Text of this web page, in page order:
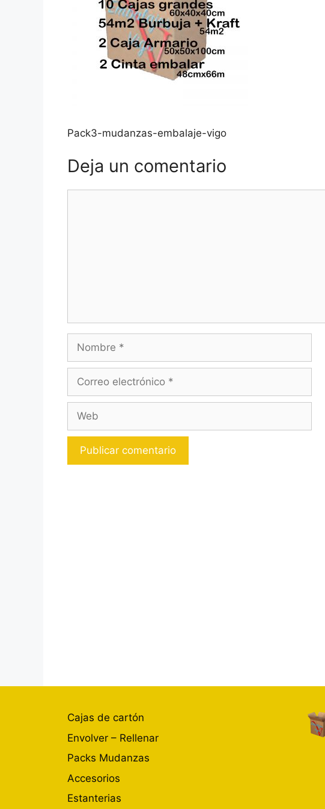
Pack3-mudanzas-embalaje-vigo
Deja un comentario
Nombre
Correo
Web
Cajas de cartón
Envolver – Rellenar
Packs Mudanzas
Accesorios
Estanterias